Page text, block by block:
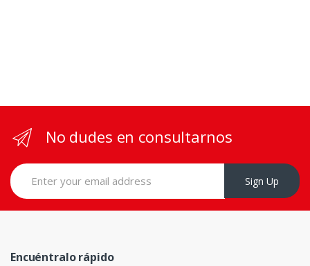
No dudes en consultarnos
Sign Up
Encuéntralo rápido